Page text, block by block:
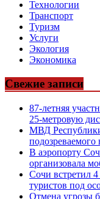
Технологии
Транспорт
Туризм
Услуги
Экология
Экономика
Свежие записи
87-летняя
25-метровую
МВД
В аэропорту
организовала
Сочи встретил 4
туристов под
Отмена угрозы